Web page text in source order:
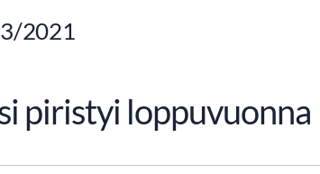
2021
piristyi loppuvuonna